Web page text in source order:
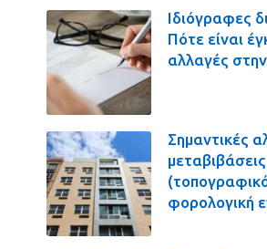
Ιδιόγραφες
Πότε είναι
αλλαγές
Σημαντικές
φορολογική